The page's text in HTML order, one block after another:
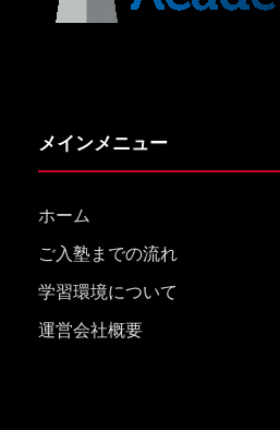
メインメニュー
ホーム
ご入塾までの流れ
学習環境について
運営会社概要